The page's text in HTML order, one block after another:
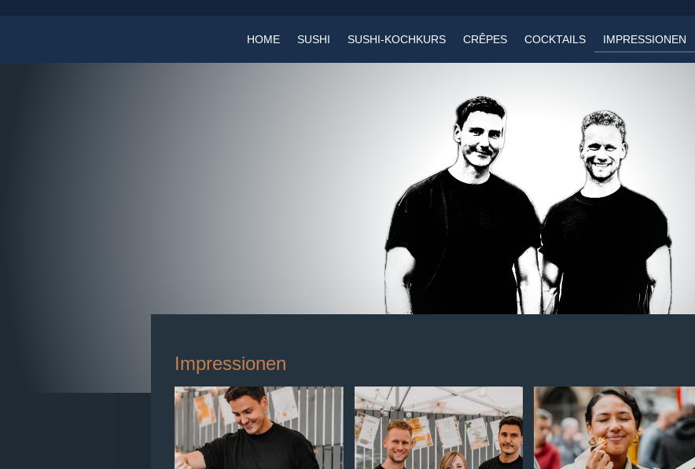
HOME SUSHI SUSHI-KOCHKURS CRÊPES COCKTAILS IMPRESSIONEN
Impressionen